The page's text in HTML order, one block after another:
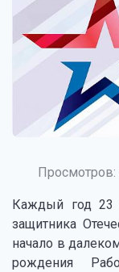
Просмотров:
Каждый год 23
защитника
начало в
рождения